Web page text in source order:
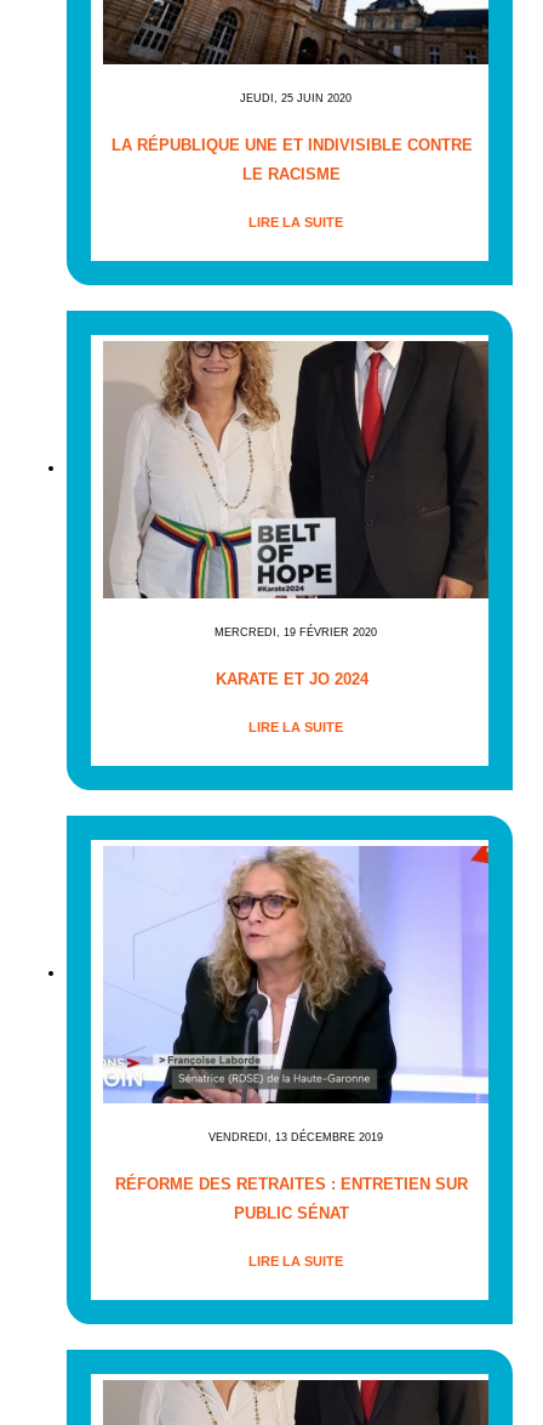
JEUDI, 25 JUIN 2020
LA RÉPUBLIQUE UNE ET INDIVISIBLE CONTRE
LE RACISME
LIRE LA SUITE
MERCREDI, 19 FÉVRIER 2020
KARATE ET JO 2024
LIRE LA SUITE
VENDREDI, 13 DÉCEMBRE 2019
RÉFORME DES RETRAITES : ENTRETIEN SUR
PUBLIC SÉNAT
LIRE LA SUITE